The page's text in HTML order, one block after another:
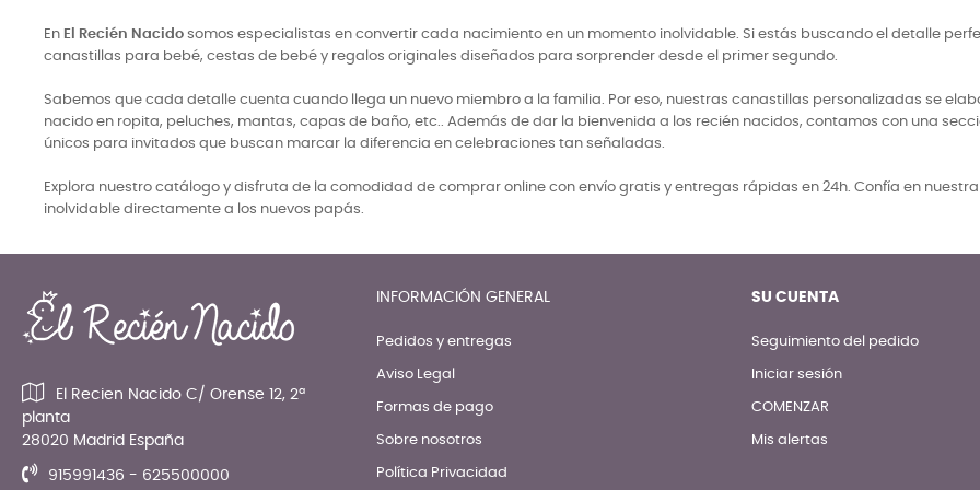
En El Recién Nacido somos especialistas en convertir cada nacimiento en un momento inolvidable. Si estás buscando el detalle
canastillas para bebé, cestas de bebé y regalos originales diseñados para sorprender desde el primer segundo.
Sabemos que cada detalle cuenta cuando llega un nuevo miembro a la familia. Por eso, nuestras canastillas personalizadas se
nacido en ropita, peluches, mantas, capas de baño, etc.. Además de dar la bienvenida a los recién nacidos, contamos con una
únicos para invitados que buscan marcar la diferencia en celebraciones tan señaladas.
Explora nuestro catálogo y disfruta de la comodidad de comprar online con envío gratis y entregas rápidas en 24h. Confía en
inolvidable directamente a los nuevos papás.
El Recien Nacido C/ Orense 12, 2ª
planta
28020 Madrid España
915991436 - 625500000
INFORMACIÓN GENERAL
Pedidos y entregas
Aviso Legal
Formas de pago
Sobre nosotros
Política Privacidad
SU CUENTA
Seguimiento del pedido
Iniciar sesión
COMENZAR
Mis alertas